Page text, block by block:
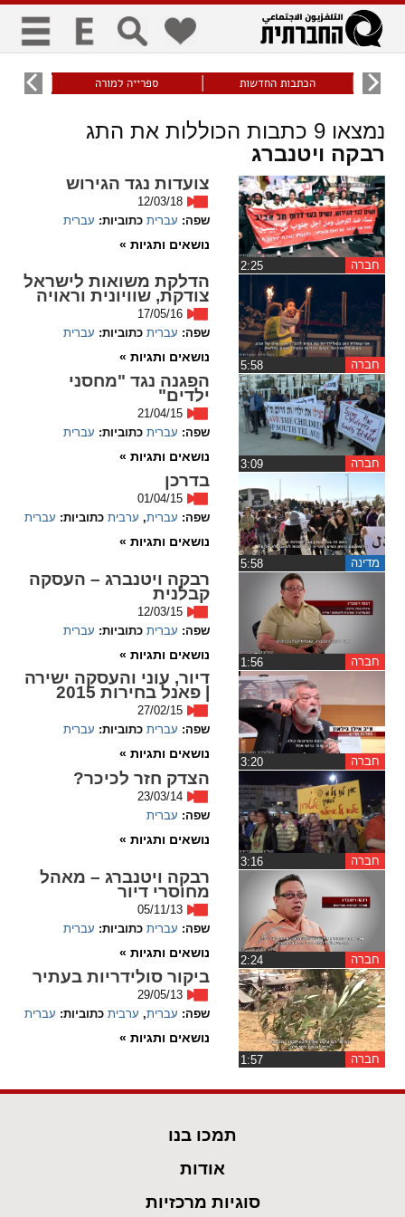
כללי
visibility_off
ביטול הבהובים
keyboard
ניווט מקלדת
title
סימון כותרות
זום
zoom_out
zoom_in
גופנים
remove_circle_outline
Decrease font
add_circle_outline
spellcheck
גופן קריא
ניגודיות צבעים
ניגודיות בהירה ניגודיות כהה
format_underlined
קו תחתי לקישורים
font_download
סימון קישורים
cached
ההגדרות
flag
השארת
משוב
הכתבות החדשות ספרייה למורה עוני
נמצאו9 כתבות הכוללות את התג
רבקה ויטנברג
חברה
צועדות נגד הגירוש
12/03/18
שפה: עברית כתוביות: עברית
נושאים ותגיות »
חברה
הדלקת משואות לישראל
צודקת, שוויונית וראויה
17/05/16
שפה: עברית כתוביות: עברית
נושאים ותגיות »
חברה
הפגנה נגד "מחסני
ילדים"
21/04/15
שפה: עברית כתוביות: עברית
נושאים ותגיות »
מדינה
בדרכן
01/04/15
שפה: עברית, ערבית כתוביות: עברית
נושאים ותגיות »
חברה
רבקה ויטנברג – העסקה
קבלנית
12/03/15
שפה: עברית כתוביות: עברית
נושאים ותגיות »
חברה
דיור, עוני והעסקה ישירה
| פאנל בחירות 2015
27/02/15
שפה: עברית כתוביות: עברית
נושאים ותגיות »
חברה
הצדק חזר לכיכר?
23/03/14
שפה: עברית
נושאים ותגיות »
חברה
רבקה ויטנברג – מאהל
מחוסרי דיור
05/11/13
שפה: עברית כתוביות: עברית
נושאים ותגיות »
חברה
ביקור סולידריות בעתיר
29/05/13
שפה: עברית, ערבית כתוביות: עברית
נושאים ותגיות »
תמכו בנו
אודות
סוגיות מרכזיות